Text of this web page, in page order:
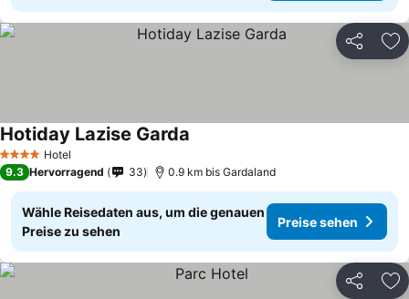
Teilen
4 Sterne Hotel
Hotiday Lazise Garda
9.3 Hervorragend 33 0.9 km bis Gardaland
Wähle Reisedaten aus, um die genauen
Preise zu sehen
Preise sehen
Teilen